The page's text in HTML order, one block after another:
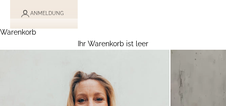
ANMELDUNG
Warenkorb
Ihr Warenkorb ist leer